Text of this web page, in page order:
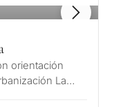
orientación
La